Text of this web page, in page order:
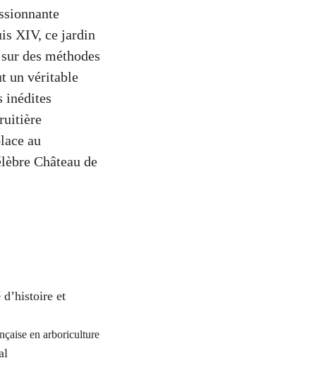
XIV, ce jardin
des méthodes
un véritable
inédites
au
Château de
et
en arboriculture